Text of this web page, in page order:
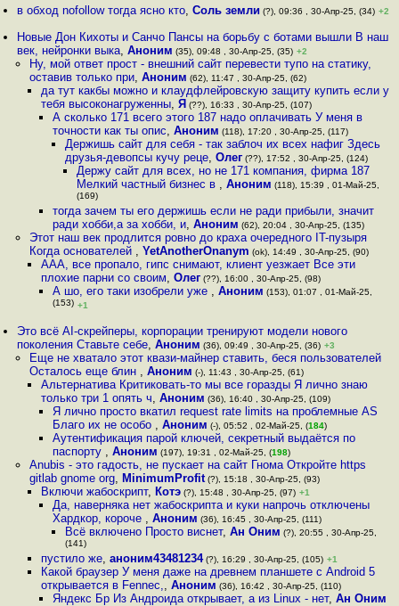
в обход nofollow тогда ясно кто,Соль земли (?), 09:36 , 30-Апр-25, (34) +2
Новые Дон Кихоты и Санчо Пансы на борьбу с ботами вышли В наш
век, нейронки выка,Аноним (35), 09:48 , 30-Апр-25, (35) +2
Ну, мой ответ прост - внешний сайт перевести тупо на статику,
оставив только при, Аноним (62), 11:47 , 30-Апр-25, (62)
да тут какбы можно и клаудфлейровскую защиту купить если у
тебя высоконагруженны, Я (??), 16:33 , 30-Апр-25, (107)
А сколько 171 всего этого 187 надо оплачивать У меня в
точности как ты опис,Аноним (118), 17:20 , 30-Апр-25, (117)
Держишь сайт для себя - так заблоч их всех нафиг Здесь
друзья-девопсы кучу реце, Олег(??), 17:52 , 30-Апр-25, (124)
Держу сайт для всех, но не 171 компания, фирма 187
Мелкий частный бизнес в , Аноним (118), 15:39 , 01-Май-25,
(169)
тогда зачем ты его держишь если не ради прибыли, значит
ради хобби,а за хобби, и,Аноним (62), 20:04 , 30-Апр-25, (135)
Этот наш век продлится ровно до краха очередного IT-пузыря
Когда основателей , YetAnotherOnanym (ok), 14:49 , 30-Апр-25, (90)
ААА, все пропало, гипс снимают, клиент уезжает Все эти
плохие парни со своим, Олег(??), 16:00 , 30-Апр-25, (98)
А шо, его таки изобрели уже ,Аноним (153), 01:07 , 01-Май-25,
(153) +1
Это всё AI-скрейперы, корпорации тренируют модели нового
поколения Ставьте себе,Аноним (36), 09:49 , 30-Апр-25, (36) +3
Еще не хватало этот квази-майнер ставить, беся пользователей
Осталось еще блин , Аноним (-), 11:43 , 30-Апр-25, (61)
Альтернатива Критиковать-то мы все горазды Я лично знаю
только три 1 опять ч, Аноним (36), 16:40 , 30-Апр-25, (109)
Я лично просто вкатил request rate limits на проблемные AS
Благо их не особо ,Аноним (-), 05:52 , 02-Май-25, (184)
Аутентификация парой ключей, секретный выдаётся по
паспорту ,Аноним (197), 19:31 , 02-Май-25, (198)
Anubis - это гадость, не пускает на сайт Гнома Откройте https
gitlab gnome org, MinimumProfit(?), 15:18 , 30-Апр-25, (93)
Включи жабоскрипт, Котэ(?), 15:48 , 30-Апр-25, (97) +1
Да, наверняка нет жабоскрипта и куки напрочь отключены
Хардкор, короче ,Аноним (36), 16:45 , 30-Апр-25, (111)
Всё включено Просто виснет, Ан Оним (?), 20:55 , 30-Апр-25,
(141)
пустило же, аноним43481234(?), 16:29 , 30-Апр-25, (105) +1
Какой браузер У меня даже на древнем планшете с Android 5
открывается в Fennec,, Аноним (36), 16:42 , 30-Апр-25, (110)
Яндекс Бр Из Андроида открывает, а из Linux - нет,Ан Оним